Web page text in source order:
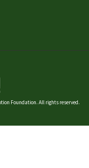
Foundation. All rights reserved.